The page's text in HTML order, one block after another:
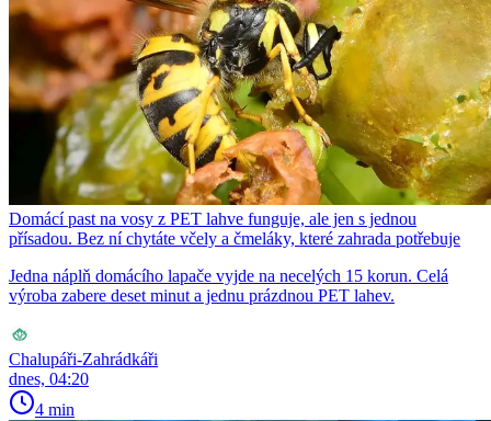
Domácí past na vosy z PET lahve funguje, ale jen s jednou
přísadou. Bez ní chytáte včely a čmeláky, které zahrada potřebuje
Jedna náplň domácího lapače vyjde na necelých 15 korun. Celá
výroba zabere deset minut a jednu prázdnou PET lahev.
Chalupáři-Zahrádkáři
dnes, 04:20
4 min